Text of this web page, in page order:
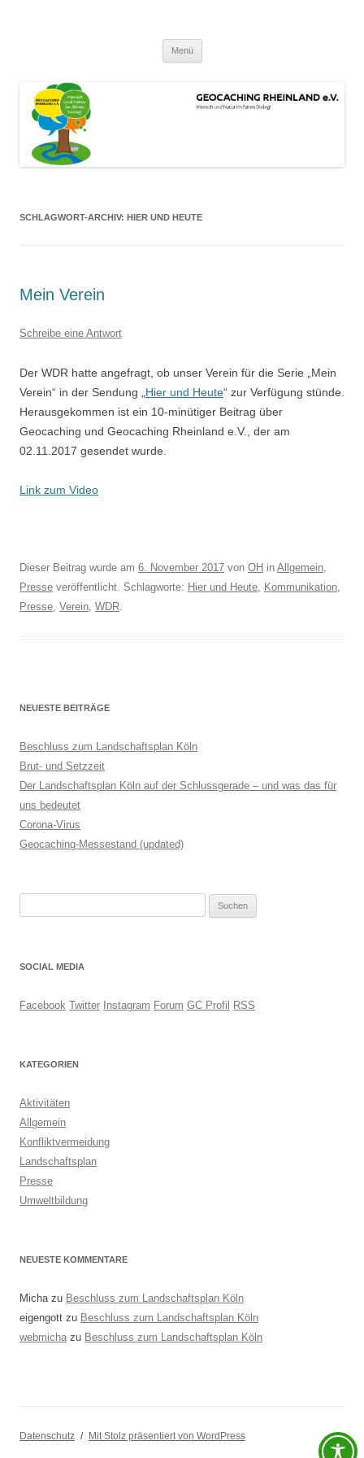
Menü
SCHLAGWORT-ARCHIV: HIER UND HEUTE
Mein Verein
Schreibe eine Antwort
Der WDR hatte angefragt, ob unser Verein für die Serie „Mein
Verein“ in der Sendung „Hier und Heute“ zur Verfügung stünde.
Herausgekommen ist ein 10-minütiger Beitrag über
Geocaching und Geocaching Rheinland e.V., der am
02.11.2017 gesendet wurde.
Link zum Video
Dieser Beitrag wurde am 6. November 2017 von OH in Allgemein,
Presse veröffentlicht. Schlagworte: Hier und Heute, Kommunikation,
Presse, Verein, WDR.
NEUESTE BEITRÄGE
Beschluss zum Landschaftsplan Köln
Brut- und Setzzeit
Der Landschaftsplan Köln auf der Schlussgerade – und was das für
uns bedeutet
Corona-Virus
Geocaching-Messestand (updated)
SOCIAL MEDIA
Facebook Twitter Instagram Forum GC Profil RSS
KATEGORIEN
Aktivitäten
Allgemein
Konfliktvermeidung
Landschaftsplan
Presse
Umweltbildung
NEUESTE KOMMENTARE
Michazu Beschluss zum Landschaftsplan Köln
eigengott zu Beschluss zum Landschaftsplan Köln
webmicha zu Beschluss zum Landschaftsplan Köln
Datenschutz Mit Stolz präsentiert von WordPress